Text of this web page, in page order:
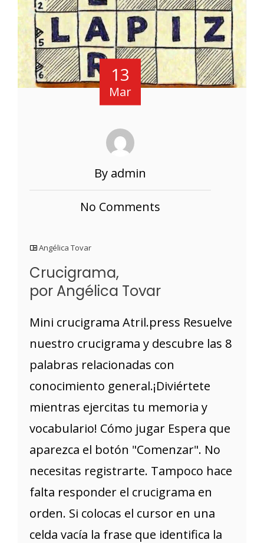
13
Mar
By admin
No Comments
Angélica Tovar
Crucigrama,
por Angélica Tovar
Mini crucigrama Atril.press Resuelve
nuestro crucigrama y descubre las 8
palabras relacionadas con
conocimiento general.¡Diviértete
mientras ejercitas tu memoria y
vocabulario! Cómo jugar Espera que
aparezca el botón "Comenzar". No
necesitas registrarte. Tampoco hace
falta responder el crucigrama en
orden. Si colocas el cursor en una
celda vacía la frase que identifica la